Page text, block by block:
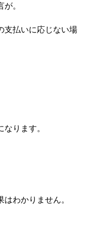
。
支払いに応じない場
ります。
わかりません。